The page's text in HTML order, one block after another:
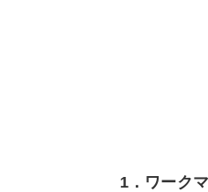
1．ワーク